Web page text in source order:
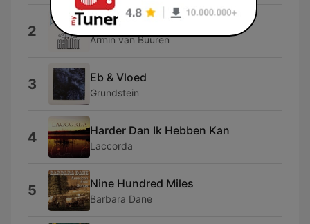
2 Touch Me
Armin van Buuren
3 Eb & Vloed
Grundstein
4 Harder Dan Ik Hebben Kan
Laccorda
5 Nine Hundred Miles
Barbara Dane